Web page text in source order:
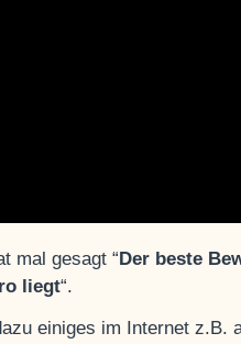
mal gesagt “Der beste
liegt“.
einiges im Internet z.B.